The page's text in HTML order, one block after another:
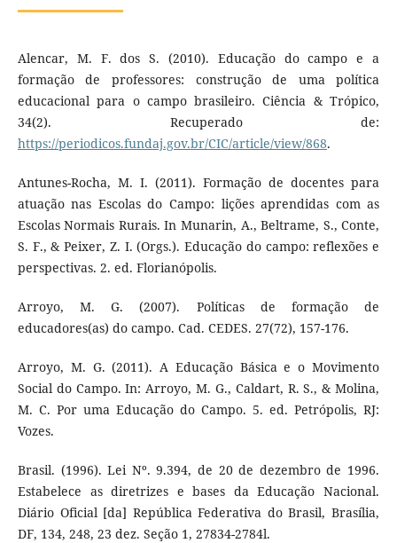
Alencar, M. F. dos S. (2010). Educação do campo e a
formação de professores: construção de uma política
educacional para o campo brasileiro. Ciência & Trópico,
34(2). Recuperado de:
https://periodicos.fundaj.gov.br/CIC/article/view/868.
Antunes-Rocha, M. I. (2011). Formação de docentes para
atuação nas Escolas do Campo: lições aprendidas com as
Escolas Normais Rurais. In Munarin, A., Beltrame, S., Conte,
S. F., & Peixer, Z. I. (Orgs.). Educação do campo: reflexões e
perspectivas. 2. ed. Florianópolis.
Arroyo, M. G. (2007). Políticas de formação de
educadores(as) do campo. Cad. CEDES. 27(72), 157-176.
Arroyo, M. G. (2011). A Educação Básica e o Movimento
Social do Campo. In: Arroyo, M. G., Caldart, R. S., & Molina,
M. C. Por uma Educação do Campo. 5. ed. Petrópolis, RJ:
Vozes.
Brasil. (1996). Lei Nº. 9.394, de 20 de dezembro de 1996.
Estabelece as diretrizes e bases da Educação Nacional.
Diário Oficial [da] República Federativa do Brasil, Brasília,
DF, 134, 248, 23 dez. Seção 1, 27834-2784l.